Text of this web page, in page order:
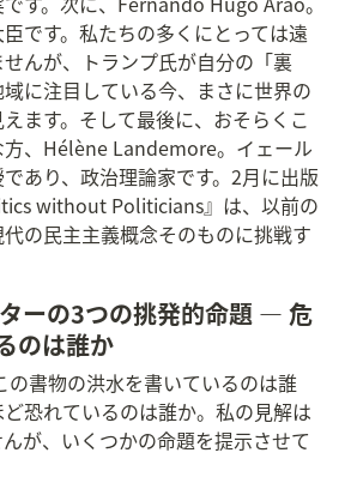
です。私たちの多くにとっては遠
んが、トランプ氏が自分の「裏
に注目している今、まさに世界の
ます。そして最後に、おそらくこ
方、Hélène Landemore。イェール
あり、政治理論家です。2月に出版
without Politicians』は、以前の
の民主主義概念そのものに挑戦す
ーの3つの挑発的命題 — 危
のは誰か
の書物の洪水を書いているのは誰
恐れているのは誰か。私の見解は
が、いくつかの命題を提示させて